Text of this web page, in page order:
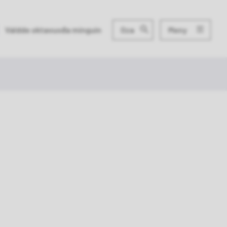
Váldde oktavuođa minguin Oza Meny